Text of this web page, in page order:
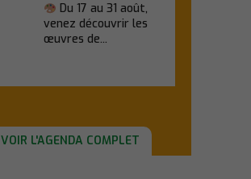
Du 17 au 31 août,
venez découvrir les
œuvres de...
VOIR L'AGENDA COMPLET